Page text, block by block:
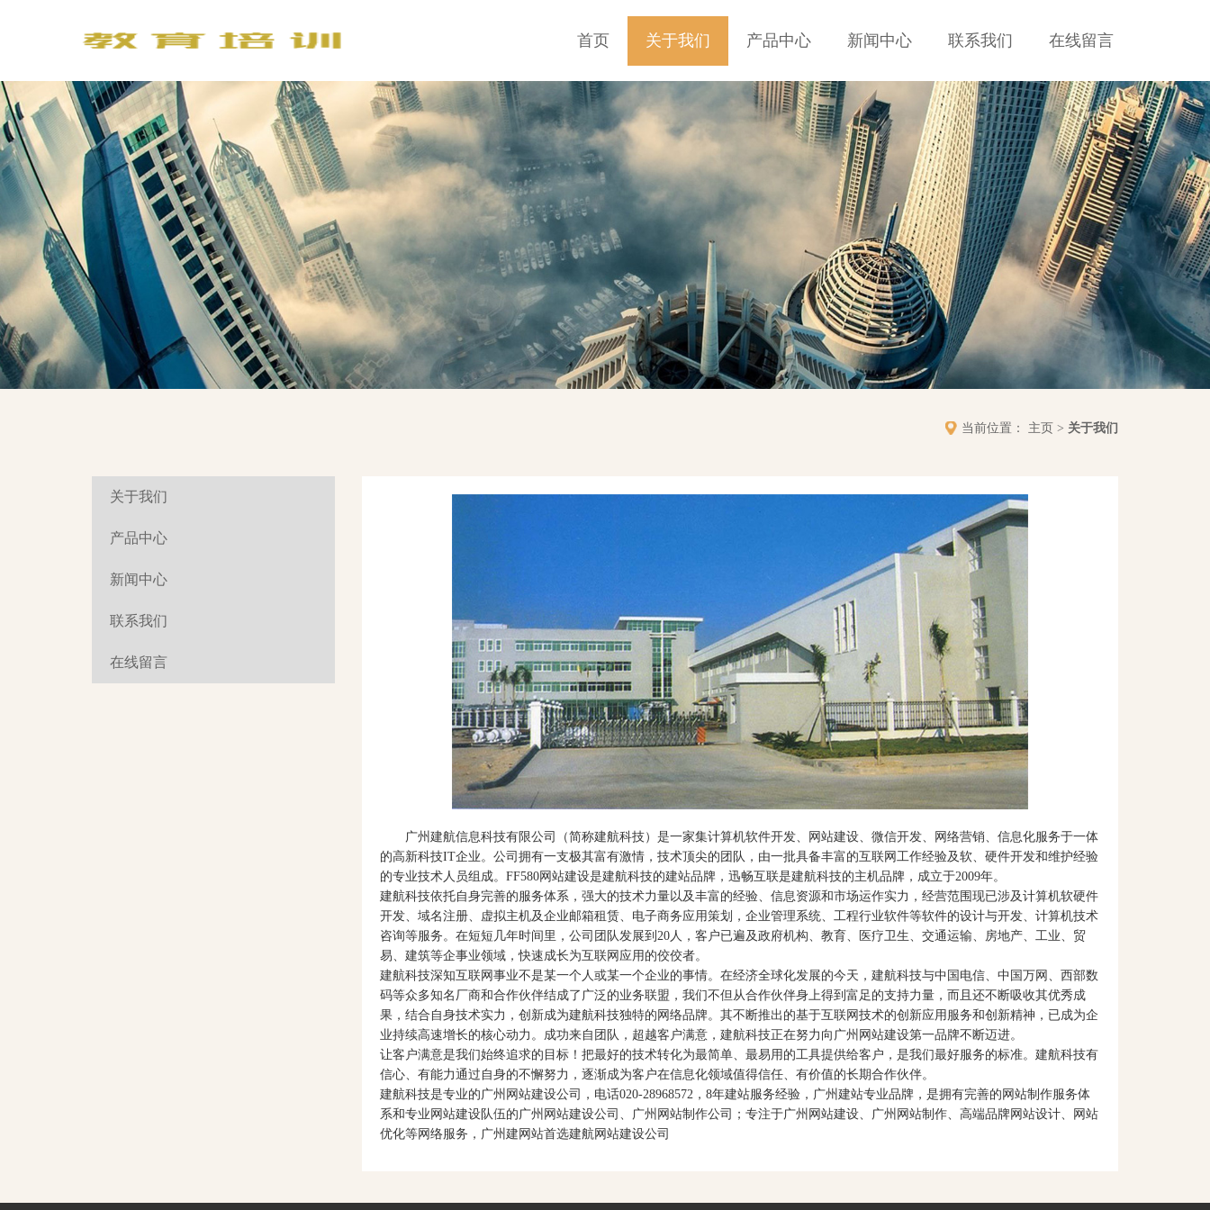
首页 关于我们 产品中心 新闻中心 联系我们 在线留言
当前位置： 主页 > 关于我们
关于我们
产品中心
新闻中心
联系我们
在线留言
广州建航信息科技有限公司（简称建航科技）是一家集计算机软件开发、网站建设、微信开发、网络营销、信息化服务于一体
的高新科技IT企业。公司拥有一支极其富有激情，技术顶尖的团队，由一批具备丰富的互联网工作经验及软、硬件开发和维护经验
的专业技术人员组成。FF580网站建设是建航科技的建站品牌，迅畅互联是建航科技的主机品牌，成立于2009年。
建航科技依托自身完善的服务体系，强大的技术力量以及丰富的经验、信息资源和市场运作实力，经营范围现已涉及计算机软硬件
开发、域名注册、虚拟主机及企业邮箱租赁、电子商务应用策划，企业管理系统、工程行业软件等软件的设计与开发、计算机技术
咨询等服务。在短短几年时间里，公司团队发展到20人，客户已遍及政府机构、教育、医疗卫生、交通运输、房地产、工业、贸
易、建筑等企事业领域，快速成长为互联网应用的佼佼者。
建航科技深知互联网事业不是某一个人或某一个企业的事情。在经济全球化发展的今天，建航科技与中国电信、中国万网、西部数
码等众多知名厂商和合作伙伴结成了广泛的业务联盟，我们不但从合作伙伴身上得到富足的支持力量，而且还不断吸收其优秀成
果，结合自身技术实力，创新成为建航科技独特的网络品牌。其不断推出的基于互联网技术的创新应用服务和创新精神，已成为企
业持续高速增长的核心动力。成功来自团队，超越客户满意，建航科技正在努力向广州网站建设第一品牌不断迈进。
让客户满意是我们始终追求的目标！把最好的技术转化为最简单、最易用的工具提供给客户，是我们最好服务的标准。建航科技有
信心、有能力通过自身的不懈努力，逐渐成为客户在信息化领域值得信任、有价值的长期合作伙伴。
建航科技是专业的广州网站建设公司，电话020-28968572，8年建站服务经验，广州建站专业品牌，是拥有完善的网站制作服务体
系和专业网站建设队伍的广州网站建设公司、广州网站制作公司；专注于广州网站建设、广州网站制作、高端品牌网站设计、网站
优化等网络服务，广州建网站首选建航网站建设公司